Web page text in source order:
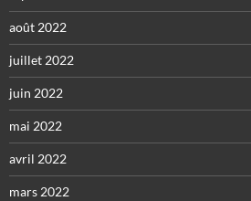
août 2022
juillet 2022
juin 2022
mai 2022
avril 2022
mars 2022